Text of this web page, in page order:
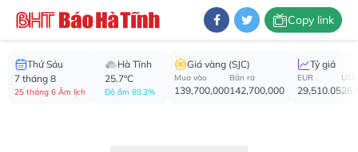
Copy link
Thứ Sáu
7 tháng 8
25 tháng 6 Âm lịch
Hà Tĩnh
25.7°C
Độ ẩm 89.3%
Giá vàng (SJC)
Mua vào
139,700,000
Bán ra
142,700,000
Tỷ giá
EUR
29,510.05
USD